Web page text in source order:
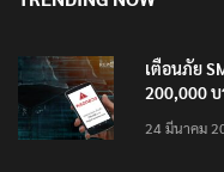
เตือนภัย